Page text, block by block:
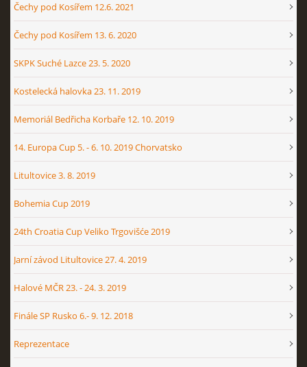
Čechy pod Kosířem 12.6. 2021
Čechy pod Kosířem 13. 6. 2020
SKPK Suché Lazce 23. 5. 2020
Kostelecká halovka 23. 11. 2019
Memoriál Bedřicha Korbaře 12. 10. 2019
14. Europa Cup 5. - 6. 10. 2019 Chorvatsko
Litultovice 3. 8. 2019
Bohemia Cup 2019
24th Croatia Cup Veliko Trgovišće 2019
Jarní závod Litultovice 27. 4. 2019
Halové MČR 23. - 24. 3. 2019
Finále SP Rusko 6.- 9. 12. 2018
Reprezentace